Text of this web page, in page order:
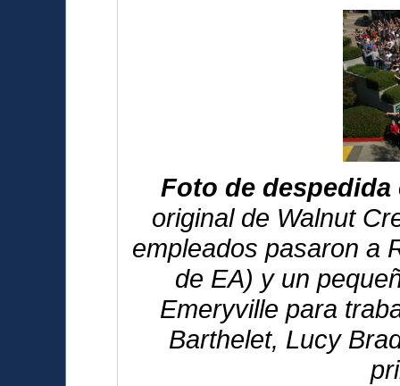
Foto de despedida
original de Walnut
empleados pasaron a
de EA) y un
Emeryville para
Barthelet, Lucy